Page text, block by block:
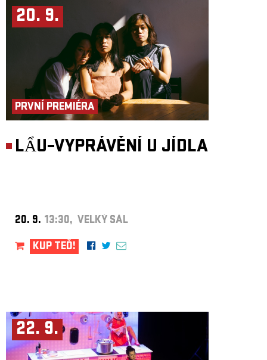
20. 9.
PRVNÍ PREMIÉRA
LẨU–VYPRÁVĚNÍ U JÍDLA
20. 9. 13:30, VELKÝ SÁL
KUP TEĎ!
22. 9.